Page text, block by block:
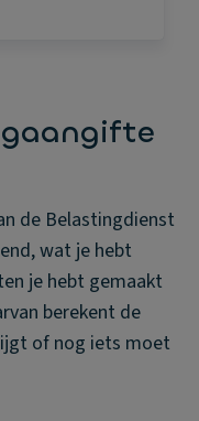
de Belastingdienst
wat je hebt
je hebt gemaakt
berekent de
of nog iets moet